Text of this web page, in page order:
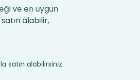
ve en uygun
alabilir,
satın alabilirsiniz.